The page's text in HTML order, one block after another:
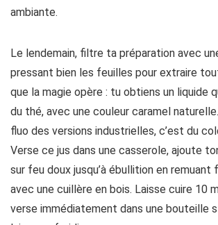
ambiante.
Le lendemain, filtre ta préparation avec
pressant bien les feuilles pour extraire
que la magie opère : tu obtiens un liquide
du thé, avec une couleur caramel
fluo des versions industrielles, c’est du
Verse ce jus dans une casserole, ajoute
sur feu doux jusqu’à ébullition en remuant
avec une cuillère en bois. Laisse cuire 10
verse immédiatement dans une bouteille